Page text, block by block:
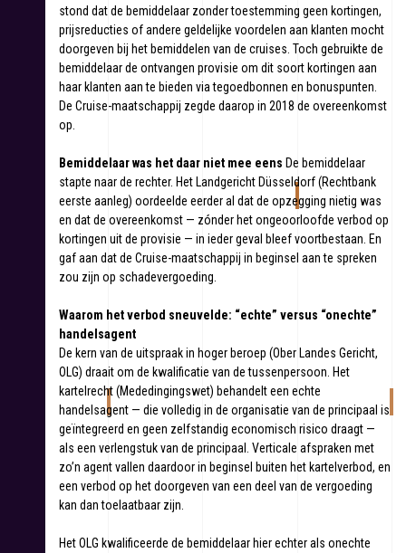
stond dat de bemiddelaar zonder toestemming geen kortingen,
prijsreducties of andere geldelijke voordelen aan klanten mocht
doorgeven bij het bemiddelen van de cruises. Toch gebruikte de
bemiddelaar de ontvangen provisie om dit soort kortingen aan
haar klanten aan te bieden via tegoedbonnen en bonuspunten.
De Cruise-maatschappij zegde daarop in 2018 de overeenkomst
op.
Bemiddelaar was het daar niet mee eens De bemiddelaar
stapte naar de rechter. Het Landgericht Düsseldorf (Rechtbank
eerste aanleg) oordeelde eerder al dat de opzegging nietig was
en dat de overeenkomst — zónder het ongeoorloofde verbod op
kortingen uit de provisie — in ieder geval bleef voortbestaan. En
gaf aan dat de Cruise-maatschappij in beginsel aan te spreken
zou zijn op schadevergoeding.
Waarom het verbod sneuvelde: “echte” versus “onechte”
handelsagent
De kern van de uitspraak in hoger beroep (Ober Landes Gericht,
OLG) draait om de kwalificatie van de tussenpersoon. Het
kartelrecht (Mededingingswet) behandelt een echte
handelsagent — die volledig in de organisatie van de principaal is
geïntegreerd en geen zelfstandig economisch risico draagt —
als een verlengstuk van de principaal. Verticale afspraken met
zo’n agent vallen daardoor in beginsel buiten het kartelverbod, en
een verbod op het doorgeven van een deel van de vergoeding
kan dan toelaatbaar zijn.
Het OLG kwalificeerde de bemiddelaar hier echter als onechte